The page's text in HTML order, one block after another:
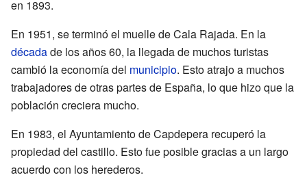
en 1893.
En 1951, se terminó el muelle de Cala Rajada. En la
décadade los años 60, la llegada de muchos turistas
cambió la economía del municipio. Esto atrajo a muchos
trabajadores de otras partes de España, lo que hizo que la
población creciera mucho.
En 1983, el Ayuntamiento de Capdepera recuperó la
propiedad del castillo. Esto fue posible gracias a un largo
acuerdo con los herederos.